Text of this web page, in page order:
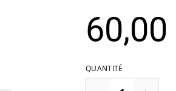
60,00
QUANTITÉ